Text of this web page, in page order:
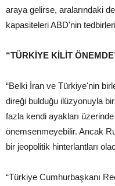
araya gelirse, aralarındaki
kapasiteleri ABD'nin
“TÜRKİYE KİLİT
“Belki İran ve Türkiye'nin
direği bulduğu ilüzyonuyla
fazla kendi ayakları
önemsenmeyebilir. Ancak
bir jeopolitik hinterlantları
“Türkiye Cumhurbaşkanı